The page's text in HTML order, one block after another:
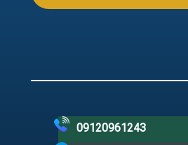
09120961243